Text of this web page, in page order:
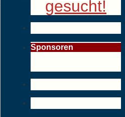
gesucht!
Sponsoren